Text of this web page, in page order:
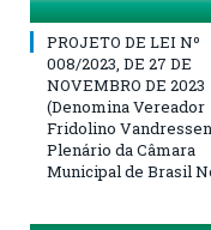
PROJETO DE LEI Nº
008/2023, DE 27 DE
NOVEMBRO DE 2023
(Denomina Vereador
Fridolino
Plenário da Câmara
Municipal de Brasil